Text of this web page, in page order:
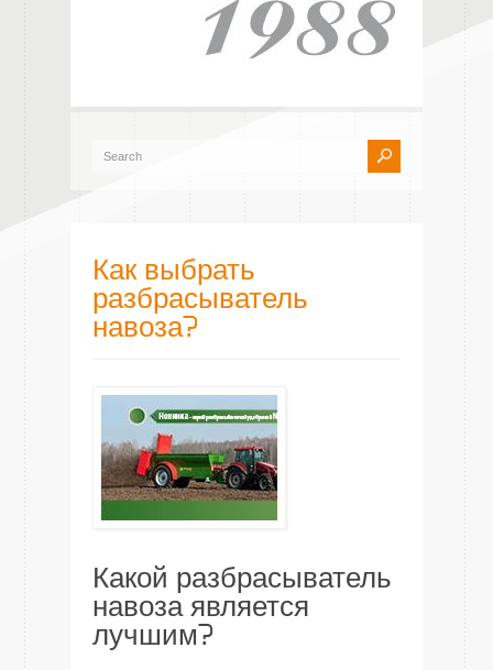
Как выбрать
разбрасыватель
навоза?
Какой разбрасыватель
навоза является
лучшим?